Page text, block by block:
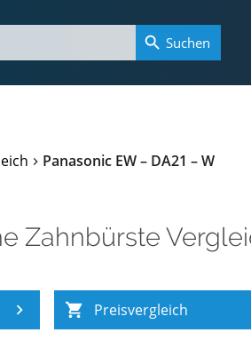
Panasonic EW – DA21 – W
Zahnbürste
Preisvergleich
Suchen